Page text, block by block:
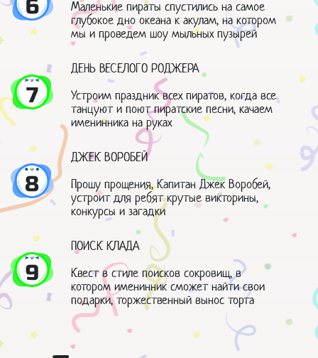
6
Маленькие пираты спустились на самое
глубокое дно океана к акулам, на котором
мы и проведем шоу мыльных пузырей
7
ДЕНЬ ВЕСЕЛОГО РОДЖЕРА
Устроим праздник всех пиратов, когда все
танцуют и поют пиратские песни, качаем
именинника на руках
8
ДЖЕК ВОРОБЕЙ
Прошу прощения, Капитан Джек Воробей,
устроит для ребят крутые викторины,
конкурсы и загадки
9
ПОИСК КЛАДА
Квест в стиле поисков сокровищ, в
котором именинник сможет найти свои
подарки, торжественный вынос торта